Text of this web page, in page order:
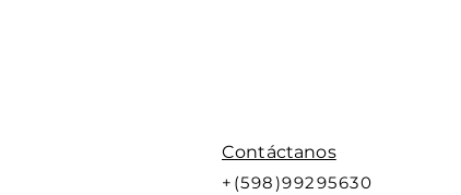
Contáctanos
+(598)99295630